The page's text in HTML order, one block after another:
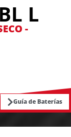
L
-
Guía de Baterías